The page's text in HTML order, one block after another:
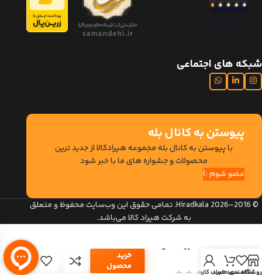
شبکه های اجتماعی
پیوستن به کانال بله
با پیوستن به کانال بله مجموعه هیرادکالا از جدید ترین
محصولات و جشواره های ما با خبر شود
عضو شوم :)
© 2016–2026 Hiradkala. تمامی حقوق این وب‌سایت محفوظ و متعلق
به شرکت هیراد کالا می‌باشد.
علاقمندیسبد خریدحساب کاربری
صندلی هیراد مدل
S104
خرید
محصول